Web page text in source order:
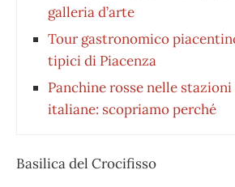
galleria d’arte
Tour gastronomico
tipici di Piacenza
Panchine rosse nelle
italiane: scopriamo perché
Basilica del Crocifisso